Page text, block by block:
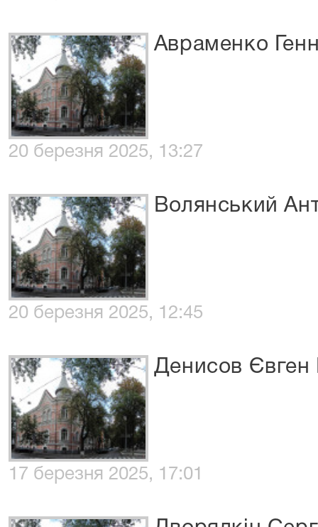
Авраменко
20 березня 2025, 13:27
Волянський
20 березня 2025, 12:45
Денисов Євген
17 березня 2025, 17:01